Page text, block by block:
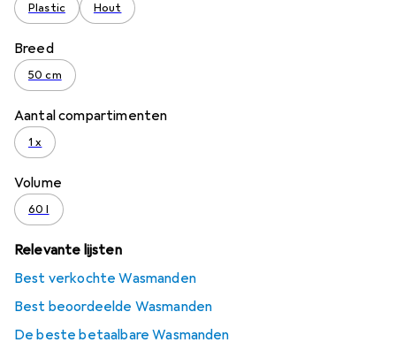
Plastic Hout
Breed
50 cm
Aantal compartimenten
1 x
Volume
60 l
Relevante lijsten
Best verkochte Wasmanden
Best beoordeelde Wasmanden
De beste betaalbare Wasmanden